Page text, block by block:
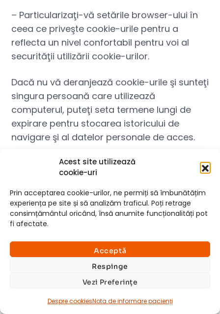
Acest site utilizează
cookie-uri
Prin acceptarea cookie-urilor, ne permiți să îmbunătățim
experiența pe site și să analizăm traficul. Poți retrage
consimțământul oricând, însă anumite funcționalități pot
fi afectate.
Acceptă
Respinge
Vezi Preferințe
Despre cookiesNota de informare pacienți
– Particularizaţi-vă setările browser-ului în
ceea ce priveşte cookie-urile pentru a
reflecta un nivel confortabil pentru voi al
securităţii utilizării cookie-urilor.
Dacă nu vă deranjează cookie-urile şi sunteţi
singura persoană care utilizează
computerul, puteţi seta termene lungi de
expirare pentru stocarea istoricului de
navigare şi al datelor personale de acces.
Dacă împărţiţi accesul la calculator, puteţi
lua în considerare setarea browser-ului
pentru a şterge datele individuale de
navigare de fiecare dată când închideţi
browserul. Aceasta este o variantă de a
de a şterge orice informaţie de vizitare la
închiderea sesiunii de navigare.
Instalaţi-vă şi updataţi-vă constant aplicaţii
antispyware.
×
Consultații si investigații
Află detalii